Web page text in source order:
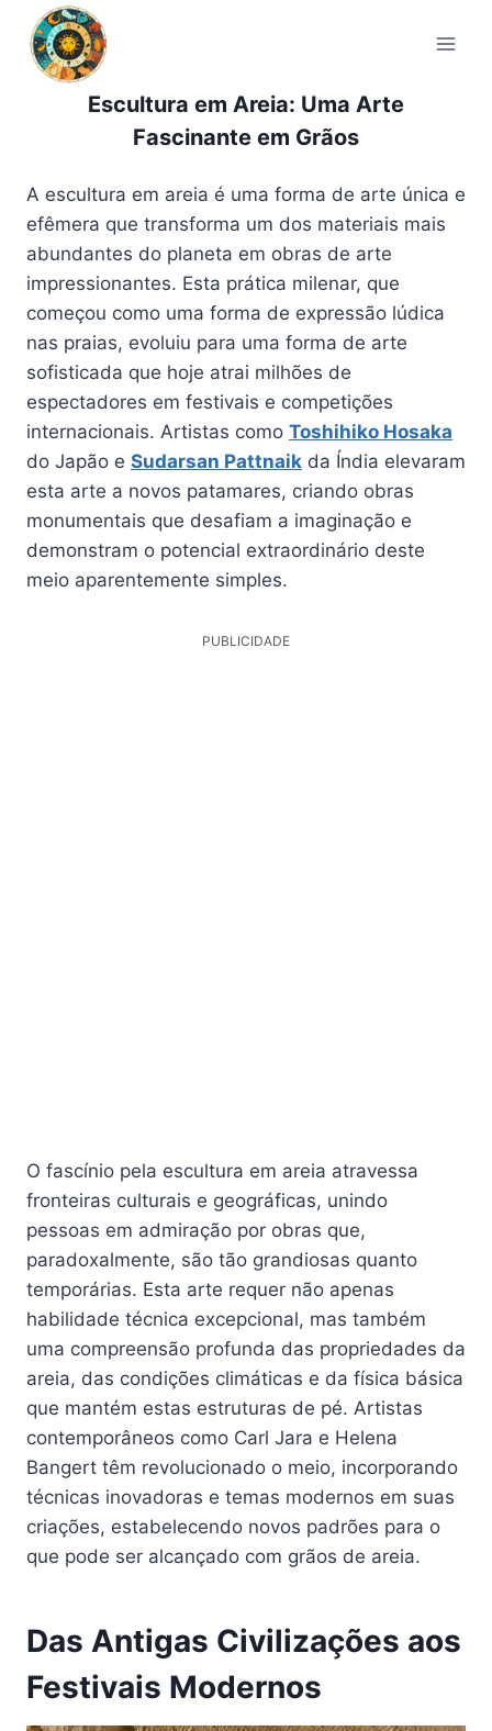
Pular
para
Escultura em Areia: Uma Arte
Fascinante em Grãos
A escultura em areia é uma forma de arte única e
efêmera que transforma um dos materiais mais
abundantes do planeta em obras de arte
impressionantes. Esta prática milenar, que
começou como uma forma de expressão lúdica
nas praias, evoluiu para uma forma de arte
sofisticada que hoje atrai milhões de
espectadores em festivais e competições
internacionais. Artistas como Toshihiko Hosaka
do Japão e Sudarsan Pattnaik da Índia elevaram
esta arte a novos patamares, criando obras
monumentais que desafiam a imaginação e
demonstram o potencial extraordinário deste
meio aparentemente simples.
PUBLICIDADE
O fascínio pela escultura em areia atravessa
fronteiras culturais e geográficas, unindo
pessoas em admiração por obras que,
paradoxalmente, são tão grandiosas quanto
temporárias. Esta arte requer não apenas
habilidade técnica excepcional, mas também
uma compreensão profunda das propriedades da
areia, das condições climáticas e da física básica
que mantém estas estruturas de pé. Artistas
contemporâneos como Carl Jara e Helena
Bangert têm revolucionado o meio, incorporando
técnicas inovadoras e temas modernos em suas
criações, estabelecendo novos padrões para o
que pode ser alcançado com grãos de areia.
Das Antigas Civilizações aos
Festivais Modernos